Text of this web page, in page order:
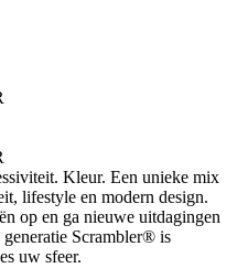
Kleur. Een unieke mix
lifestyle en modern design.
op en ga nieuwe uitdagingen
generatie Scrambler® is
uw sfeer.